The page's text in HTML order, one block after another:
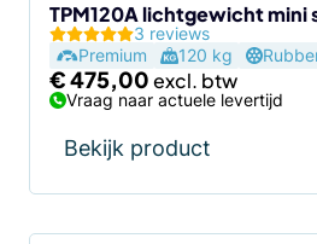
TPM120A lichtgewicht mini
3 reviews
Premium
120 kg
€475,00
Vraag naar actuele levertijd
Bekijk product